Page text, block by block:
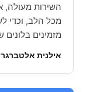
השירות מעולה,
מכל הלב, וכדי
מזמינים
אילנית אלטברגר